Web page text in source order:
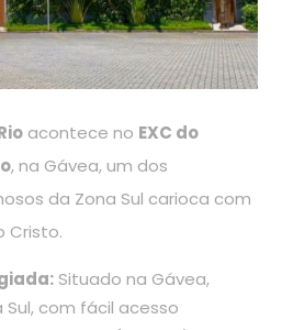
acontece no EXC do
, na Gávea, um dos
da Zona Sul carioca com
Cristo.
Situado na Gávea,
com fácil acesso